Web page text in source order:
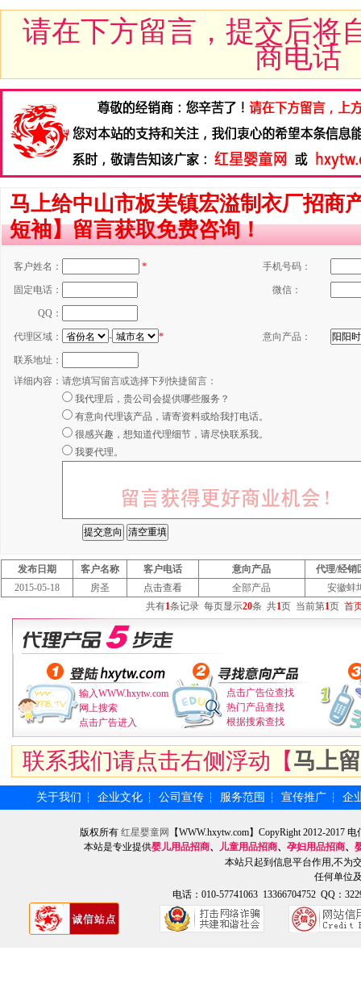
请在下方留言，提交后将
商电话
马上给中山市板芙镇宏溢制衣厂招商
短袖】留言获取免费咨询！
客户姓名： * 手机号码：
固定电话： 微信：
QQ：
代理区域： - * 意向产品：
联系地址：
详细内容： 请您填写留言或选择下列快捷留言：
我代理后，贵公司会提供哪些服务？
有意向代理该产品，请寄资料或给我打电话。
很感兴趣，想知道代理细节，请尽快联系我。
我要代理。
发布日期 客户名称 客户电话 意向产品
代理/经销
2015-05-18
房圣 点击查看 全部产品
安徽蚌
共有1条记录 每页显示20条 共1页 当前第1页 首
输入WWW.hxytw.com
网上搜索
点击广告进入
点击广告位查找
热门产品查找
根据搜索查找
联系我们请点击右侧浮动【马上
关于我们 ┆ 企业文化 ┆ 公司宣传 ┆ 服务范围 ┆ 宣传推广 ┆ 企
版权所有 红星婴童网
【WWW.hxytw.com】CopyRight 2012-2017
本站是专业提供婴儿用品招商、 儿童用品招商、 孕妇用品招商、
本站只起到信息平台作用,不为
任何单位
电话：010-57741063 13366704752 QQ：